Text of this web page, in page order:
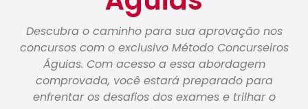
Descubra o caminho para sua aprovação nos
concursos com o exclusivo Método Concurseiros
Águias. Com acesso a essa abordagem
comprovada, você estará preparado para
enfrentar os desafios dos exames e trilhar o